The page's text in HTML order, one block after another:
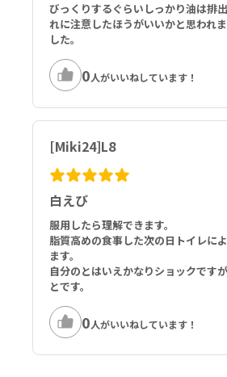
びっくりするぐらいしっかり油は排
れに注意したほうがいいかと思われ
した。
0人がいいねしています！
[Miki24]L8
白えび
服用したら理解できます。
脂質高めの食事した次の日トイレに
ます。
自分のとはいえかなりショックです
とです。
0人がいいねしています！